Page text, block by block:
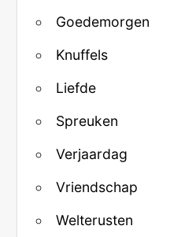
Goedemorgen
Knuffels
Liefde
Spreuken
Verjaardag
Vriendschap
Welterusten